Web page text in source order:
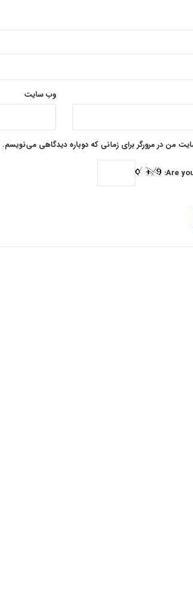
وب‌ سایت
من در مرورگر برای زمانی که دوباره دیدگاهی می‌نویسم.
Are